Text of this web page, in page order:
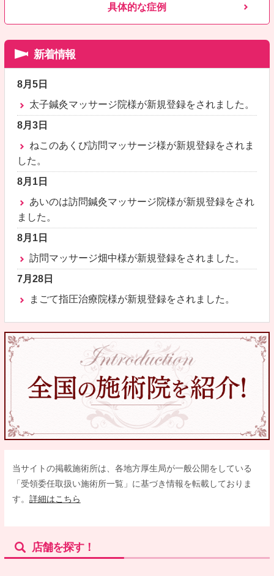
具体的な症例
新着情報
8月5日
太子鍼灸マッサージ院様が新規登録をされました。
8月3日
ねこのあくび訪問マッサージ様が新規登録をされま
した。
8月1日
あいのは訪問鍼灸マッサージ院様が新規登録をされ
ました。
8月1日
訪問マッサージ畑中様が新規登録をされました。
7月28日
まごて指圧治療院様が新規登録をされました。
当サイトの掲載施術所は、各地方厚生局が一般公開をしている
「受領委任取扱い施術所一覧」に基づき情報を転載しておりま
す。 詳細はこちら
店舗を探す！